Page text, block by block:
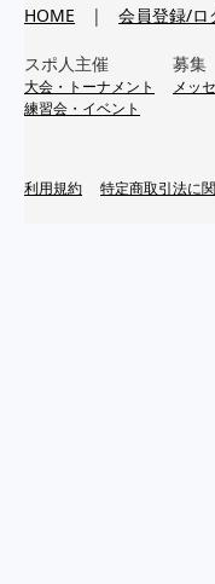
HOME | 会員登録/ロ
スポ人主催
大会・トーナメント
練習会・イベント
募集
メッ
利用規約 特定商取引法に